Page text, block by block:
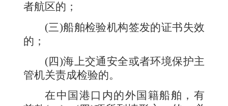
者航区的；
(三)船舶检验机构签发的证书失效
的；
(四)海上交通安全或者环境保护主
管机关责成检验的。
在中国港口内的外国籍船舶，有